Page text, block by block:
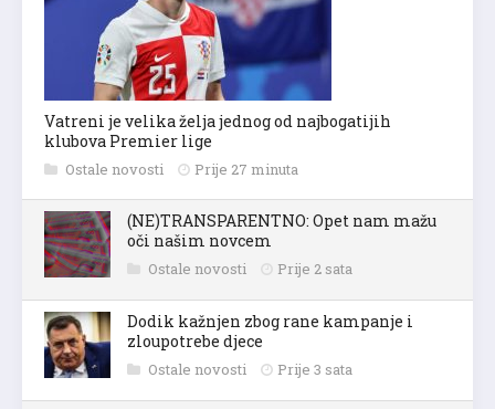
Vatreni je velika želja jednog od najbogatijih
klubova Premier lige
Ostale novosti Prije 27 minuta
(NE)TRANSPARENTNO: Opet nam mažu
oči našim novcem
Ostale novosti Prije 2 sata
Dodik kažnjen zbog rane kampanje i
zloupotrebe djece
Ostale novosti Prije 3 sata